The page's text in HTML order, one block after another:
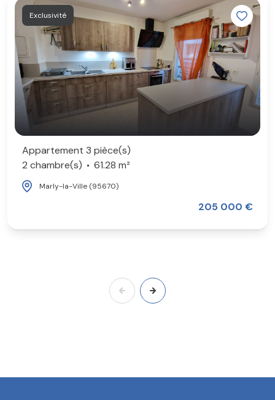
Exclusivité
Appartement 3 pièce(s)
2 chambre(s)
61.28 m²
Marly-la-Ville (95670)
205 000 €